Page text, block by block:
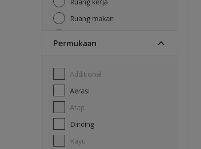
Ruang makan
Permukaan
Additional
Aerasi
Atap
Dinding
Kayu